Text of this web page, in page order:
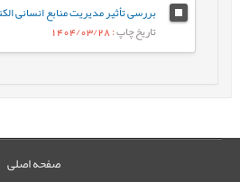
تاریخ چاپ: 1404/03/28
صفحه اصلی